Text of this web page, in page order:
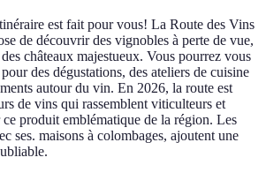
est fait pour vous! La Route des Vins
de découvrir des vignobles à perte de vue,
châteaux majestueux. Vous pourrez vous
des dégustations, des ateliers de cuisine
autour du vin. En 2026, la route est
de vins qui rassemblent viticulteurs et
produit emblématique de la région. Les
ses. maisons à colombages, ajoutent une